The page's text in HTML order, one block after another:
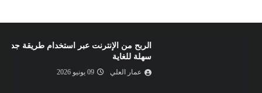
الربح من الإنترنت عبر استخدام طريقة جديدة و
سهلة للغاية
عمار العلي 09 يونيو 2026